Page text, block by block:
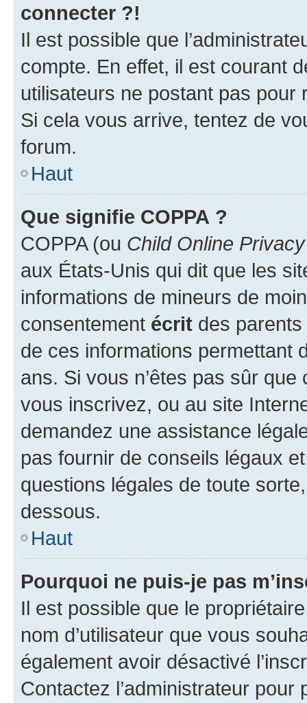
connecter ?!
Il est possible que
compte. En effet, il est courant
utilisateurs ne postant pas pour
Si cela vous arrive, tentez de
forum.
Haut
Que signifie COPPA ?
COPPA (ou Child Online
aux États-Unis qui dit que les
informations de mineurs de
consentement écrit des parents
de ces informations permettant
ans. Si vous n’êtes pas sûr
vous inscrivez, ou au site
demandez une assistance
pas fournir de conseils légaux
questions légales de toute
dessous.
Haut
Pourquoi ne puis-je pas
Il est possible que le
nom d’utilisateur que vous
également avoir désactivé
Contactez l’administrateur